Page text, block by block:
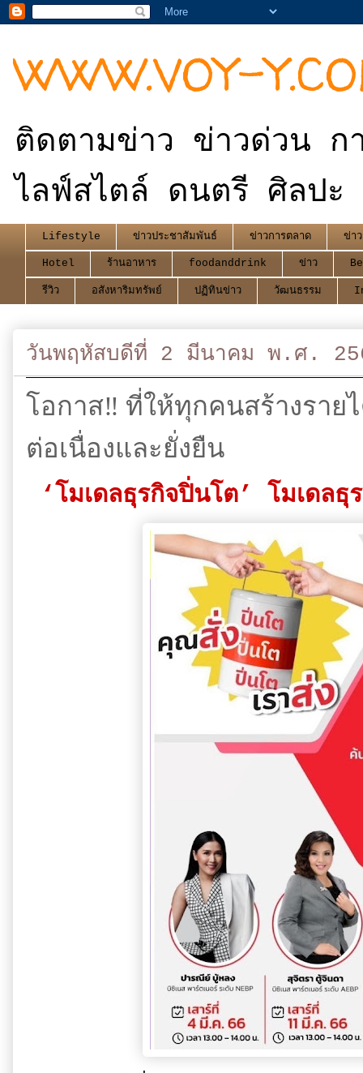
WWW.VOY-
ติดตามข่าว ข่าวด่วน ก
ไลฟ์สไตล์ ดนตรี ศิลปะ
Lifestyle ข่าวประชาสัมพันธ์ ข่าวการตลาด ข่า
Hotel ร้านอาหาร foodanddrink ข่าว
รีวิว อสังหาริมทรัพย์ ปฏิทินข่าว วัฒนธรรม
วันพฤหัสบดีที่ 2 มีนาคม พ.ศ.
โอกาส‼️ ที่ให้ทุกคนสร้างรา
ต่อเนื่องและยั่งยืน
‘โมเดลธุรกิจปิ่นโต’ โมเด